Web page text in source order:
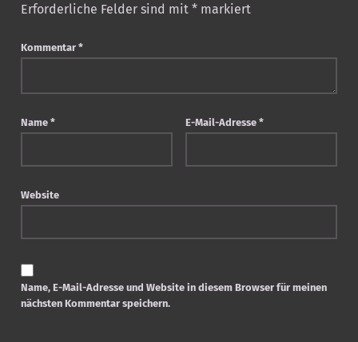
Erforderliche Felder sind mit *markiert
Kommentar *
Name * E-Mail-Adresse *
Website
Name, E-Mail-Adresse und Website in diesem Browser für meinen
nächsten Kommentar speichern.